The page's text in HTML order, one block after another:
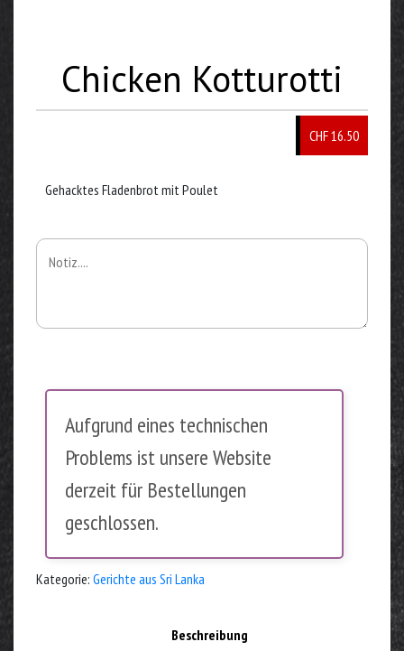
Chicken Kotturotti
CHF 16.50
Gehacktes Fladenbrot mit Poulet
Aufgrund eines technischen
Problems ist unsere Website
derzeit für Bestellungen
geschlossen.
Kategorie: Gerichte aus Sri Lanka
Beschreibung